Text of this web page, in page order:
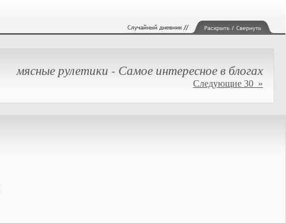
мясные рулетики - Самое интересное в блогах
Следующие 30 »